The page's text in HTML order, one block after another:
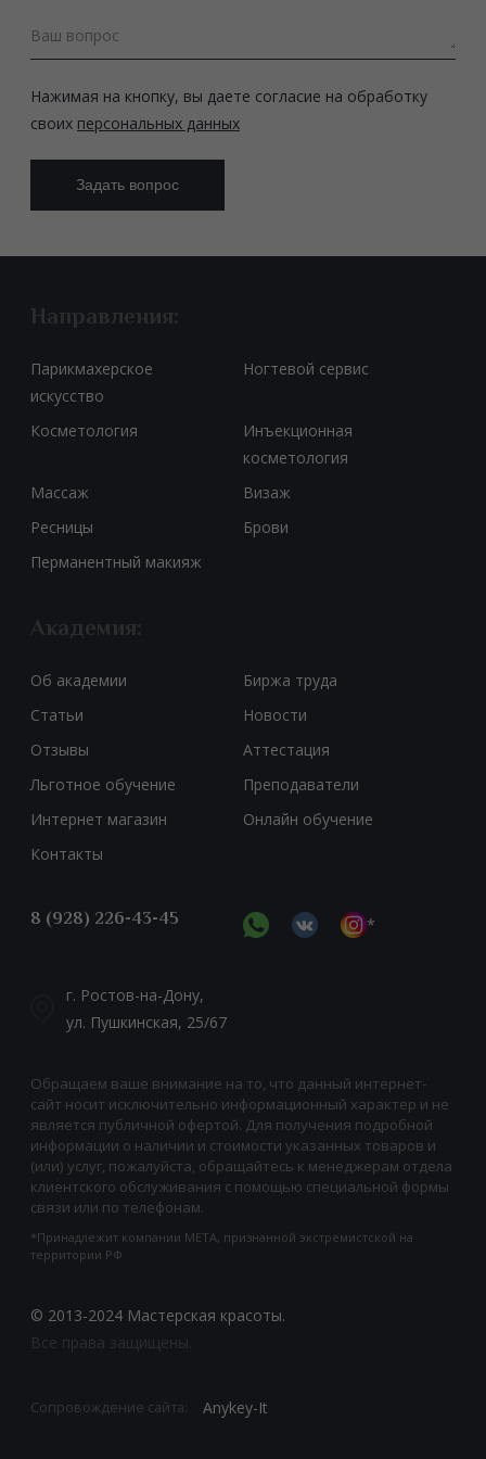
Ваш вопрос
Нажимая на кнопку, вы даете согласие на обработку
своих персональных данных
Обращаем ваше внимание на то, что данный интернет-
сайт носит исключительно информационный характер и не
является публичной офертой. Для получения подробной
информации о наличии и стоимости указанных товаров и
(или) услуг, пожалуйста, обращайтесь к менеджерам отдела
клиентского обслуживания с помощью специальной формы
связи или по телефонам.
*Принадлежит компании META, признанной экстремистской на
территории РФ
Направления:
Парикмахерское
искусство
Ногтевой сервис
Косметология
Инъекционная
косметология
Массаж
Визаж
Ресницы
Брови
Перманентный макияж
Академия:
Об академии
Биржа труда
Статьи
Новости
Отзывы
Аттестация
Льготное обучение
Преподаватели
Интернет магазин
Онлайн обучение
Контакты
© 2013-2024 Мастерская красоты.
Все права защищены.
8 (928) 226-43-45 *
г. Ростов-на-Дону,
ул. Пушкинская, 25/67
Сопровождение сайта: Anykey-It